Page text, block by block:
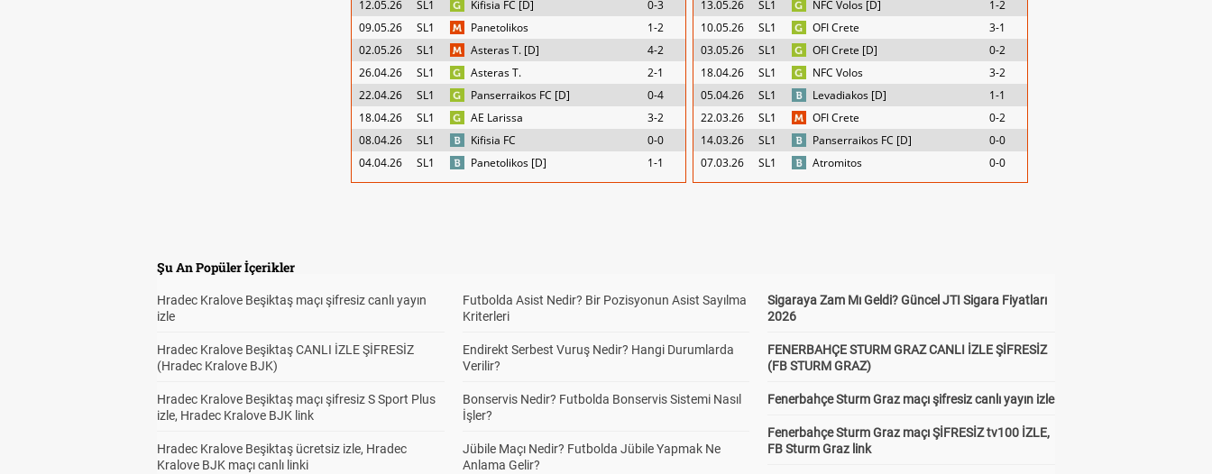
12.05.26
SL1 Kifisia FC [D]
0-3
09.05.26
SL1 Panetolikos
1-2
02.05.26
SL1 Asteras T. [D]
4-2
26.04.26
SL1 Asteras T.
2-1
22.04.26
SL1 Panserraikos FC [D]
0-4
18.04.26
SL1 AE Larissa
3-2
08.04.26
SL1 Kifisia FC
0-0
04.04.26
SL1 Panetolikos [D] 1-1
13.05.26
SL1 NFC Volos [D]
1-2
10.05.26
SL1 OFI Crete
3-1
03.05.26
SL1 OFI Crete [D]
0-2
18.04.26
SL1 NFC Volos
3-2
05.04.26
SL1 Levadiakos [D]
1-1
22.03.26
SL1 OFI Crete
0-2
14.03.26
SL1 Panserraikos FC [D]
0-0
07.03.26
SL1 Atromitos 0-0
Şu An Popüler İçerikler
Hradec Kralove Beşiktaş maçı şifresiz canlı yayın
izle
Hradec Kralove Beşiktaş CANLI İZLE ŞİFRESİZ
(Hradec Kralove BJK)
Hradec Kralove Beşiktaş maçı şifresiz S Sport Plus
izle, Hradec Kralove BJK link
Hradec Kralove Beşiktaş ücretsiz izle, Hradec
Kralove BJK maçı canlı linki
Futbolda Asist Nedir? Bir Pozisyonun Asist Sayılma
Kriterleri
Endirekt Serbest Vuruş Nedir? Hangi Durumlarda
Verilir?
Bonservis Nedir? Futbolda Bonservis Sistemi Nasıl
İşler?
Jübile Maçı Nedir? Futbolda Jübile Yapmak Ne
Anlama Gelir?
Sigaraya Zam Mı Geldi? Güncel JTI Sigara Fiyatları
2026
FENERBAHÇE STURM GRAZ CANLI İZLE ŞİFRESİZ
(FB STURM GRAZ)
Fenerbahçe Sturm Graz maçı şifresiz canlı yayın izle
Fenerbahçe Sturm Graz maçı ŞİFRESİZ tv100 İZLE,
FB Sturm Graz link